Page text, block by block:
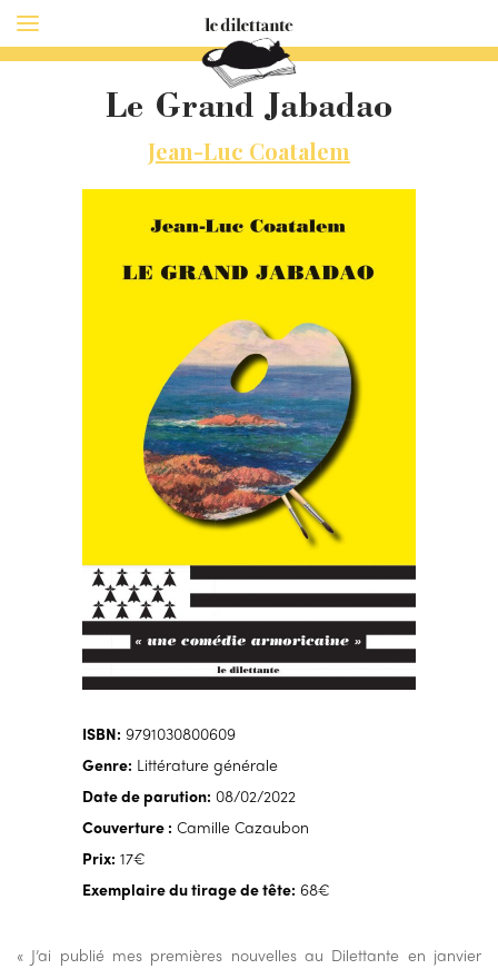
Le Grand Jabadao
Jean-Luc Coatalem
ISBN: 9791030800609
Genre: Littérature générale
Date de parution: 08/02/2022
Couverture : Camille Cazaubon
Prix: 17€
Exemplaire du tirage de tête: 68€
« J’ai publié mes premières nouvelles au Dilettante en janvier